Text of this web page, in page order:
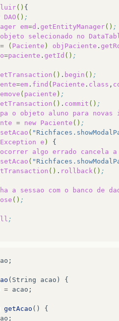
<h:outputText
name= "header" >
<h:outputText
value=
<h:outputText
style= "" value=
name="header">
<h:outputText
value= "Data
<h:outputText
value=
name="header"
<h:outputText
value= "Excluir"
action=
name= "header"
()
DAO () ;
em=d . getEntityManager() ;
objeto selecionado no
= ( Paciente ) objPaciente .
=paciente . getId () ;
() . begin () ;
=em . find ( Paciente . class ,
( paciente ) ;
() . commit () ;
o objeto aluno para novas
= new Paciente () ;
setAcao (
Exception e )
ocorrer algo errado cancela
a
setAcao (
() . rollback() ;
a sessao com o banco de
() ;
;
;
( String acao )
{
= acao ;
getAcao ()
{
;